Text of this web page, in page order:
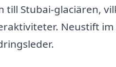
till Stubai-glaciären,
Neustift